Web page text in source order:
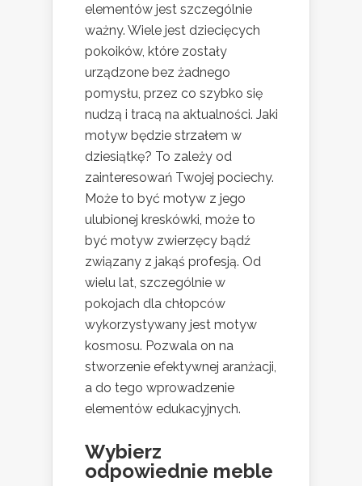
elementów jest szczególnie
ważny. Wiele jest dziecięcych
pokoików, które zostały
urządzone bez żadnego
pomysłu, przez co szybko się
nudzą i tracą na aktualności. Jaki
motyw będzie strzałem w
dziesiątkę? To zależy od
zainteresowań Twojej pociechy.
Może to być motyw z jego
ulubionej kreskówki, może to
być motyw zwierzęcy bądź
związany z jakąś profesją. Od
wielu lat, szczególnie w
pokojach dla chłopców
wykorzystywany jest motyw
kosmosu. Pozwala on na
stworzenie efektywnej aranżacji,
a do tego wprowadzenie
elementów edukacyjnych.
Wybierz
odpowiednie meble